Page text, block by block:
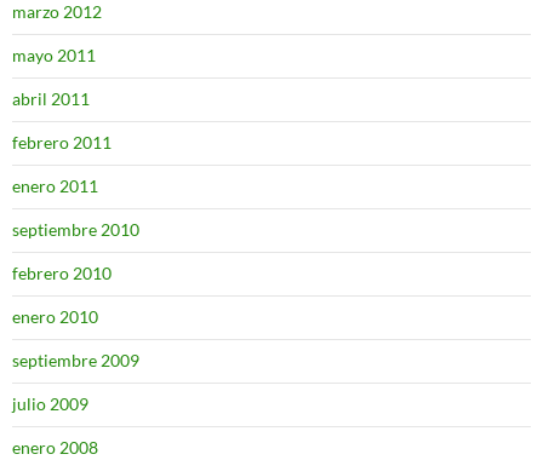
marzo 2012
mayo 2011
abril 2011
febrero 2011
enero 2011
septiembre 2010
febrero 2010
enero 2010
septiembre 2009
julio 2009
enero 2008